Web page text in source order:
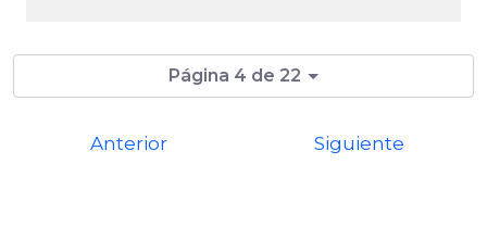
Página 4 de 22
Anterior Siguiente